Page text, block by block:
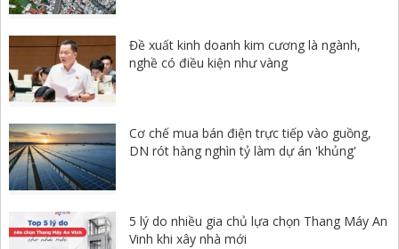
Đề xuất kinh doanh kim cương là ngành,
nghề có điều kiện như vàng
Cơ chế mua bán điện trực tiếp vào guồng,
DN rót hàng nghìn tỷ làm dự án 'khủng'
5 lý do nhiều gia chủ lựa chọn Thang Máy An
Vinh khi xây nhà mới